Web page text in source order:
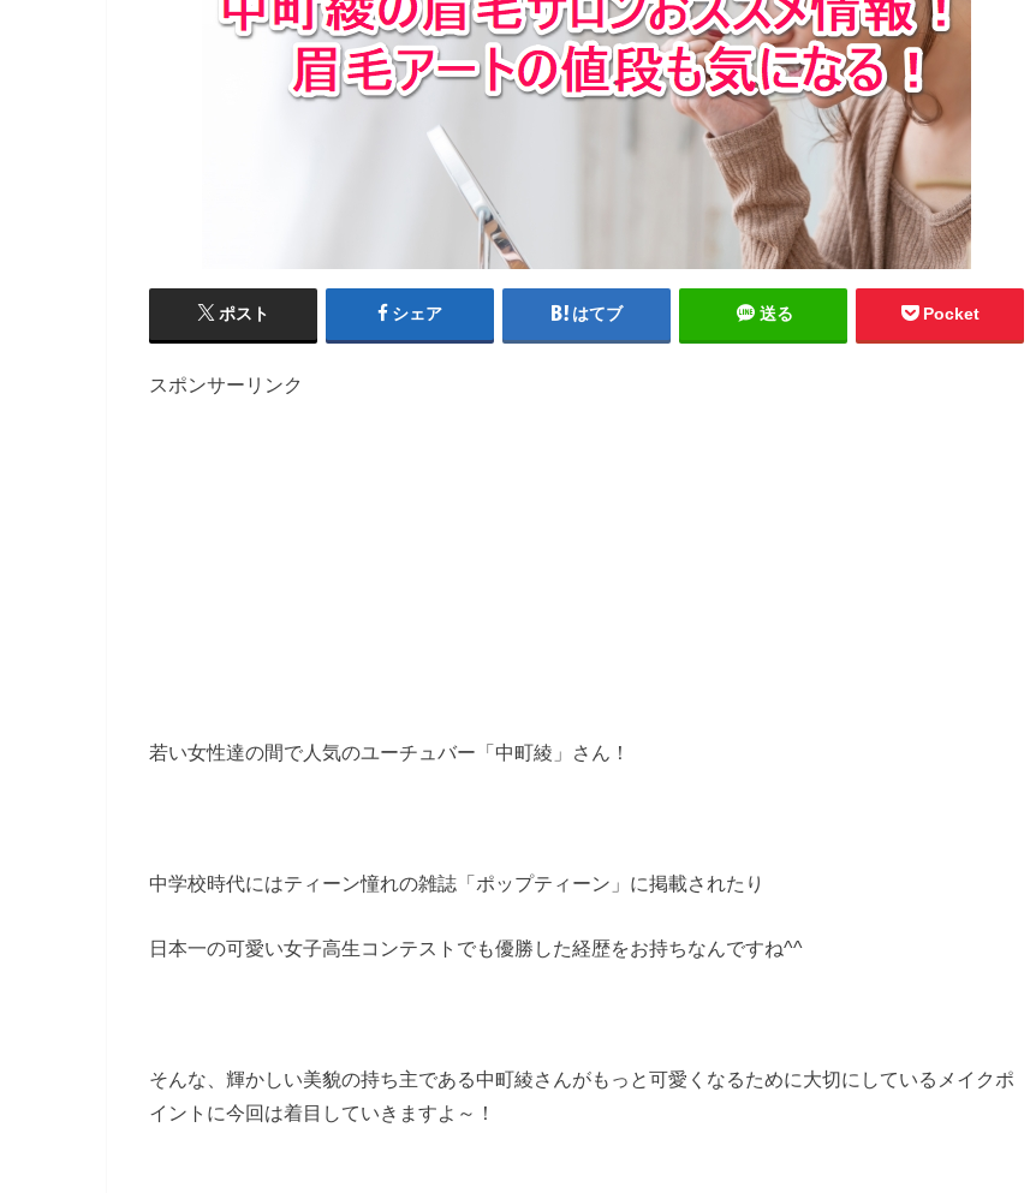
ポスト シェア はてブ 送る Pocket
スポンサーリンク
若い女性達の間で人気のユーチュバー「中町綾」さん！
中学校時代にはティーン憧れの雑誌「ポップティーン」に掲載されたり
日本一の可愛い女子高生コンテストでも優勝した経歴をお持ちなんですね^^
そんな、輝かしい美貌の持ち主である中町綾さんがもっと可愛くなるために大切にしているメイクポ
イントに今回は着目していきますよ～！